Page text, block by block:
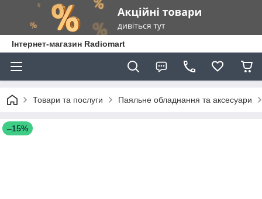
Інтернет-магазин Radiomart
Товари та послуги Паяльне обладнання та аксесуари
–15%